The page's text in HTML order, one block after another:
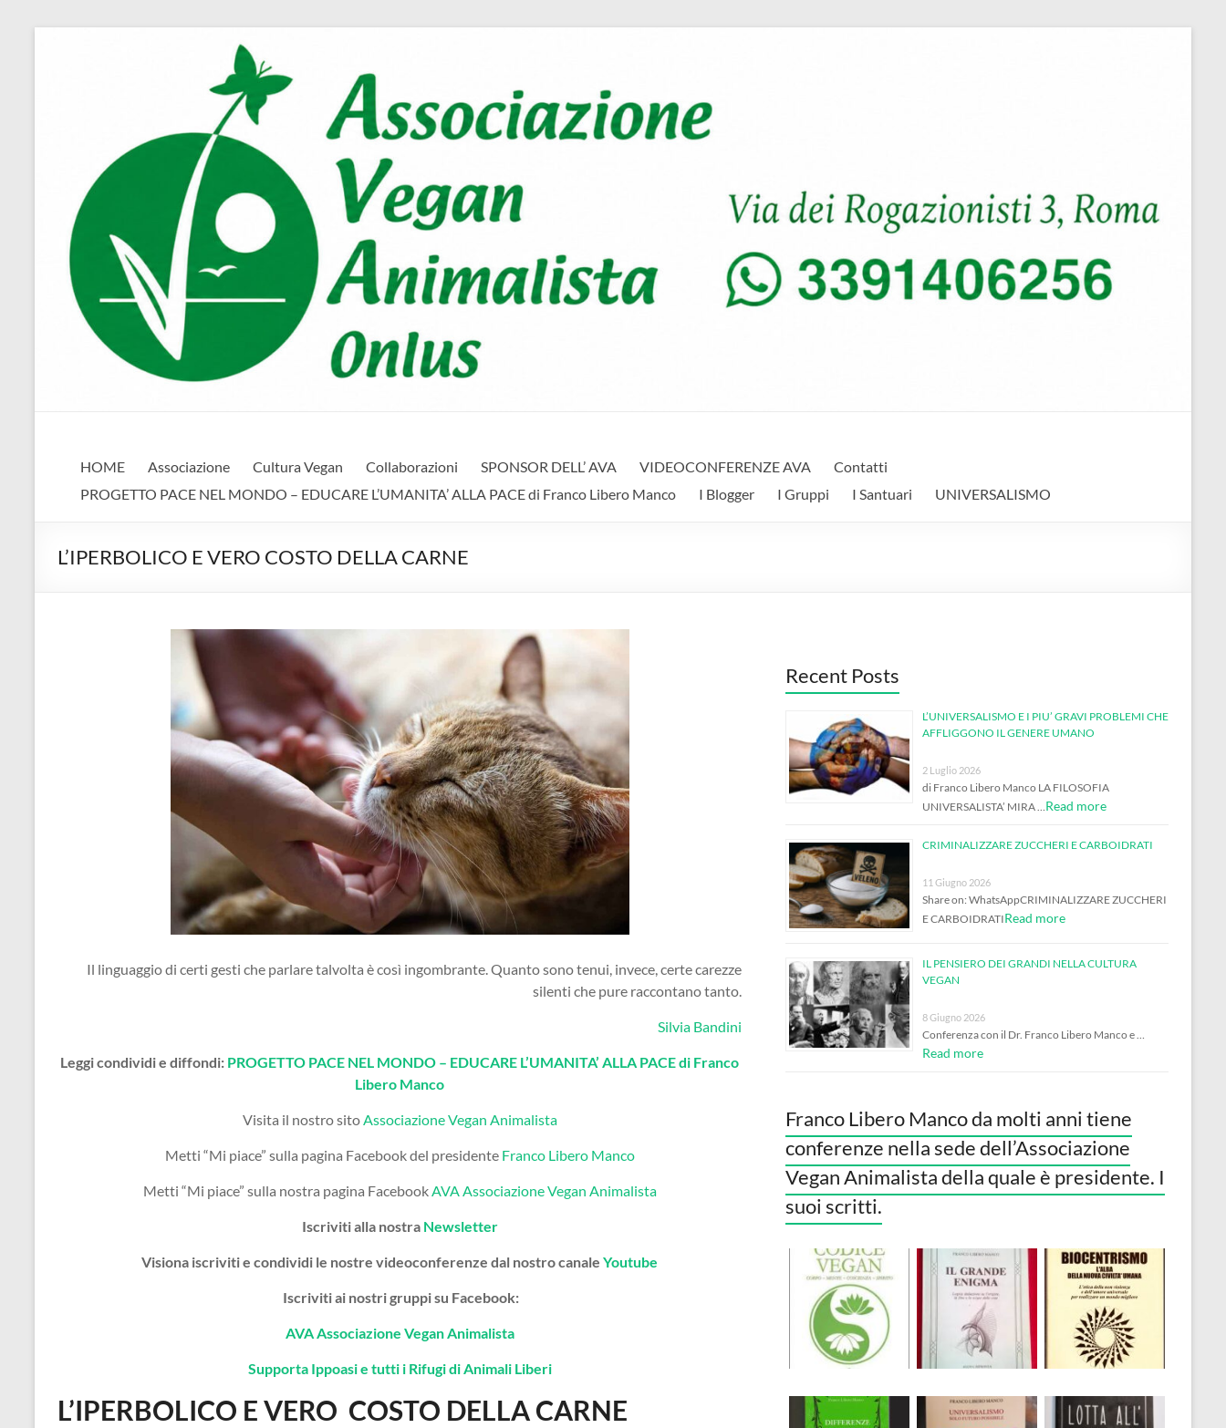
AVA
HOME
Associazione Cultura Vegan Collaborazioni SPONSOR DELL’ AVA VIDEOCONFERENZE AVA
Contatti
PROGETTO PACE NEL MONDO – EDUCARE L’UMANITA’ ALLA PACE di Franco Libero Manco
I Blogger I Gruppi I Santuari UNIVERSALISMO
L’IPERBOLICO E VERO COSTO DELLA CARNE
Il linguaggio di certi gesti che parlare talvolta è così ingombrante. Quanto sono tenui, invece, certe carezze
silenti che pure raccontano tanto.
Silvia Bandini
Leggi condividi e diffondi: PROGETTO PACE NEL MONDO – EDUCARE L’UMANITA’ ALLA PACE di Franco
Libero Manco
Visita il nostro sitoAssociazione Vegan Animalista
Metti “Mi piace” sulla pagina Facebook del presidente Franco Libero Manco
Metti “Mi piace” sulla nostra pagina FacebookAVA Associazione Vegan Animalista
Iscriviti alla nostraNewsletter
Visiona iscriviti e condividi le nostre videoconferenze dal nostro canale Youtube
Iscriviti ai nostri gruppi su Facebook:
AVA Associazione Vegan Animalista
Supporta Ippoasi e tutti i Rifugi di Animali Liberi
L’IPERBOLICO E VERO COSTO DELLA CARNE
Recent Posts
L’UNIVERSALISMO E I PIU’ GRAVI PROBLEMI CHE
AFFLIGGONO IL GENERE UMANO
2 Luglio 2026
di Franco Libero Manco LA FILOSOFIA
UNIVERSALISTA’ MIRA … Read more
CRIMINALIZZARE ZUCCHERI E CARBOIDRATI
11 Giugno 2026
Share on: WhatsAppCRIMINALIZZARE ZUCCHERI
E CARBOIDRATIRead more
IL PENSIERO DEI GRANDI NELLA CULTURA
VEGAN
8 Giugno 2026
Conferenza con il Dr. Franco Libero Manco e …
Read more
Franco Libero Manco da molti anni tiene
conferenze nella sede dell’Associazione
Vegan Animalista della quale è presidente. I
suoi scritti.